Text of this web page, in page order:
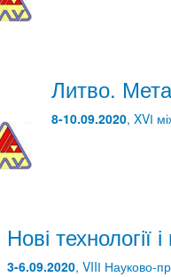
Литво.
8-10.09.2020, XVІ
Нові
3-6.09.2020, VIIІ Науково-